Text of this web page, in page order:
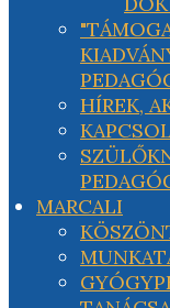
HÍREK,
MARCALI